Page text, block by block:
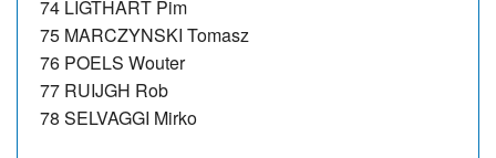
74 LIGTHART Pim
75 MARCZYNSKI Tomasz
76 POELS Wouter
77 RUIJGH Rob
78 SELVAGGI Mirko